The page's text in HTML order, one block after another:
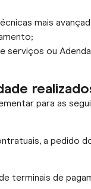
mais
serviços ou
para as
a pedido
terminais de